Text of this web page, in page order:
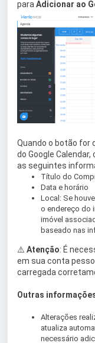
para Adicionar ao
Quando o botão for
do Google
as seguintes
Título do
Data e horário
Local: Se
o endereço do
imóvel
baseado nas
⚠️ Atenção: É
em sua conta
carregada
Outras
Alterações
atualiza
necessário